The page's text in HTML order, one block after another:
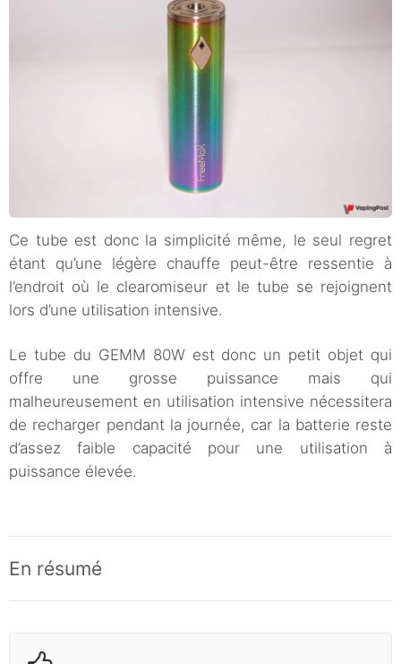
Ce tube est donc la simplicité même, le seul regret
étant qu’une légère chauffe peut-être ressentie à
l’endroit où le clearomiseur et le tube se rejoignent
lors d’une utilisation intensive.
Le tube du GEMM 80W est donc un petit objet qui
offre une grosse puissance mais qui
malheureusement en utilisation intensive nécessitera
de recharger pendant la journée, car la batterie reste
d’assez faible capacité pour une utilisation à
puissance élevée.
En résumé